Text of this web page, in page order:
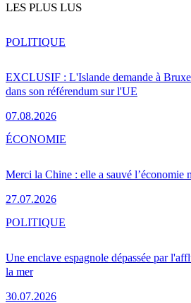
LES PLUS LUS
EXCLUSIF : L'Islande demande à
dans son référendum sur l'UE
07.08.2026
POLITIQUE
Merci la Chine : elle a sauvé l’économie
27.07.2026
ÉCONOMIE
Une enclave espagnole dépassée par
la mer
30.07.2026
POLITIQUE